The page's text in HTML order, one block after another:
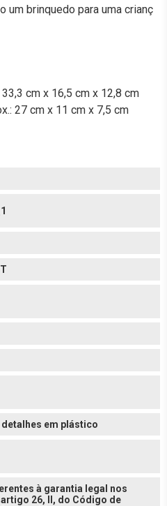
um brinquedo para uma crianç
cm x 16,5 cm x 12,8 cm
27 cm x 11 cm x 7,5 cm
em plástico
à garantia legal nos
26, II, do Código de